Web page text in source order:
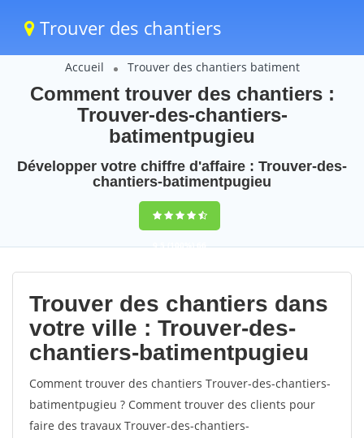
Trouver des chantiers
Accueil Trouver des chantiers batiment
Comment trouver des chantiers :
Trouver-des-chantiers-
batimentpugieu
Développer votre chiffre d'affaire : Trouver-des-
chantiers-batimentpugieu
9,5(100%)66
votes
Trouver des chantiers dans
votre ville : Trouver-des-
chantiers-batimentpugieu
Comment trouver des chantiers Trouver-des-chantiers-
batimentpugieu ? Comment trouver des clients pour
faire des travaux Trouver-des-chantiers-